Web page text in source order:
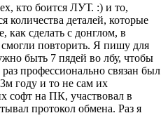
кто боится ЛУТ. :) и то,
количества деталей, которые
сделать с донглом, в
повторить. Я пишу для
быть 7 пядей во лбу, чтобы
профессионально связан был
году и то не сам их
софт на ПК, участвовал в
протокол обмена. Раз я